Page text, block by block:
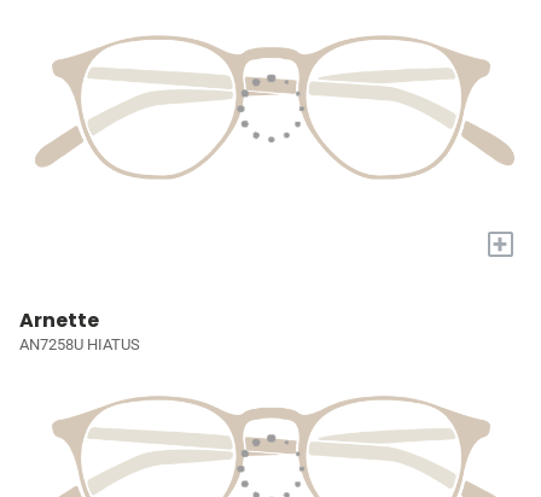
+
Arnette
AN7258U HIATUS